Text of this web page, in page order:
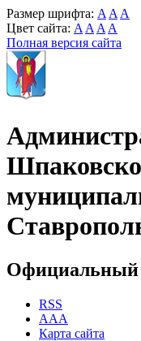
Размер шрифта: A A A
Цвет сайта: A A A A
Полная версия сайта
Официальный
RSS
AAA
Карта сайта